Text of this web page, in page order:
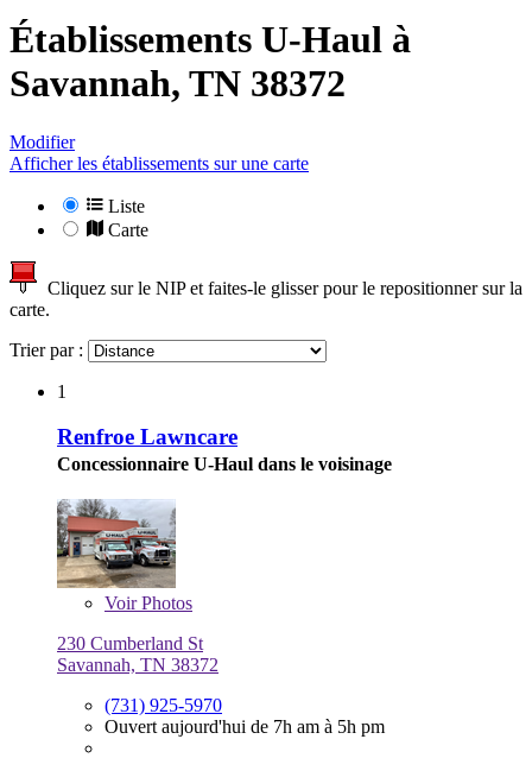
Établissements U-Haul à
Savannah, TN 38372
Modifier
Afficher les établissements sur une carte
Liste
Carte
Cliquez sur le NIP et faites-le glisser pour le repositionner sur la
carte.
Trier par :
1
Renfroe Lawncare
Concessionnaire U-Haul dans le voisinage
VoirPhotos
230 Cumberland St
Savannah, TN 38372
(731) 925-5970
Ouvert aujourd'hui de 7h am à 5h pm